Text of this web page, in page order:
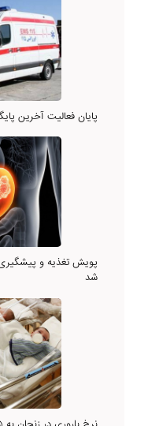
پایان فعالیت آخرین
پویش تغذیه و پیشگیری
شد